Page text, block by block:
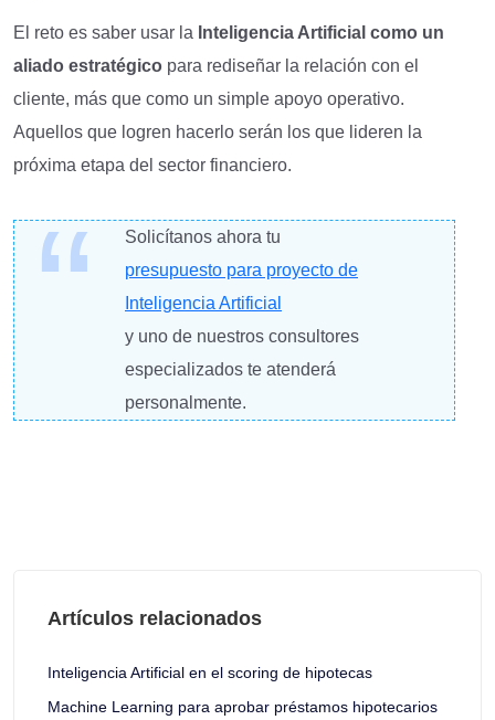
El reto es saber usar la Inteligencia Artificial como un
aliado estratégico para rediseñar la relación con el
cliente, más que como un simple apoyo operativo.
Aquellos que logren hacerlo serán los que lideren la
próxima etapa del sector financiero.
Solicítanos ahora tu
presupuesto para proyecto de
Inteligencia Artificial
y uno de nuestros consultores
especializados te atenderá
personalmente.
Artículos relacionados
Inteligencia Artificial en el scoring de hipotecas
Machine Learning para aprobar préstamos hipotecarios